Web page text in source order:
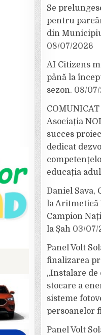
Se
pentru
din
08/07/2026
AI Citizens
până la
sezon. 08/
COMUNICAT
Asociația
succes
dedicat
educația
Daniel Sava,
la Aritmetică
Campion
la Șah 03/07/
Panel Volt
finalizarea
„Instalare
stocare a
sisteme
persoanelor
Panel Volt